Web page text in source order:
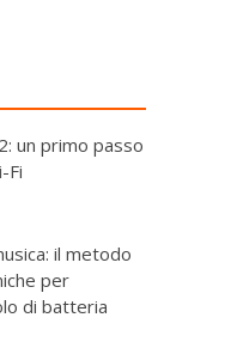
un primo passo
Fi
il metodo
per
di batteria